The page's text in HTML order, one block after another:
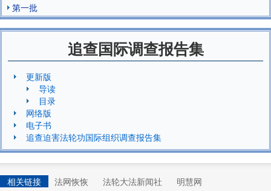
第一批
追查国际调查报告集
更新版
导读
目录
网络版
电子书
追查迫害法轮功国际组织调查报告集
相关链接 法网恢恢 法轮大法新闻社
明慧网